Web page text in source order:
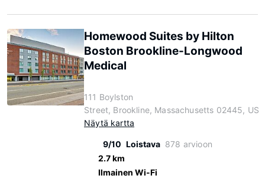
Homewood Suites by Hilton
Boston Brookline-Longwood
Medical
111 Boylston
Street, Brookline, Massachusetts 02445, US
Näytä kartta
9/10 Loistava 878 arvioon
2.7 km
Ilmainen Wi-Fi